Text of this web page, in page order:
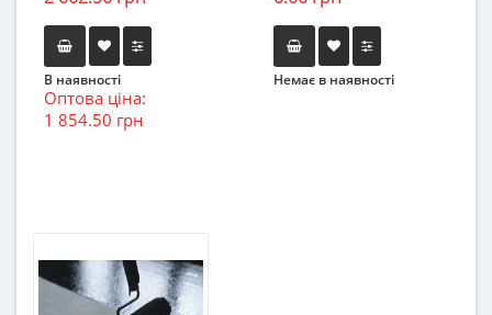
В наявності
Оптова ціна:
1 854.50 грн
Немає в наявності